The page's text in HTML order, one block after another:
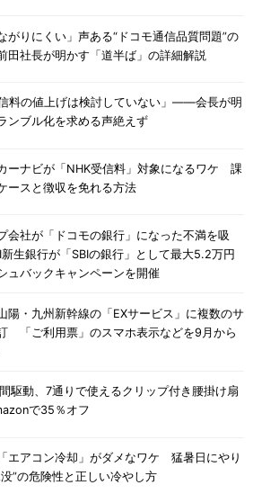
がりにくい」声ある“ドコモ通信品質問題”の
社長が明かす「道半ば」の詳細解説
信料の値上げは検討していない」――会長が明
ブル化を求める声絶えず
ナビが「NHK受信料」対象になるワケ 課
ースと徴収を免れる方法
会社が「ドコモの銀行」になった不満を吸
生銀行が「SBIの銀行」として最大5.2万円
ュバックキャンペーンを開催
陽・九州新幹線の「EXサービス」に複数のサ
「ご利用票」のスマホ表示などを9月から
駆動、7通りで使えるクリップ付き腰掛け扇
で35％オフ
エアコン冷却」がダメなワケ 猛暑日にやり
”の危険性と正しい冷やし方